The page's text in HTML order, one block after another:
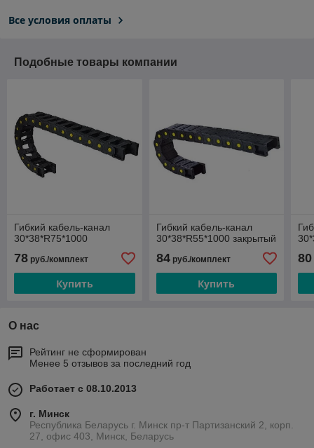
Все условия оплаты
Подобные товары компании
Гибкий кабель-канал
30*38*R75*1000
78 руб./комплект
Купить
Гибкий кабель-канал
30*38*R55*1000 закрытый
84руб./комплект
Купить
80
О нас
Рейтинг не сформирован
Менее 5 отзывов за последний год
Работает с 08.10.2013
г. Минск
Республика Беларусь г. Минск пр-т Партизанский 2, корп.
27, офис 403, Минск, Беларусь